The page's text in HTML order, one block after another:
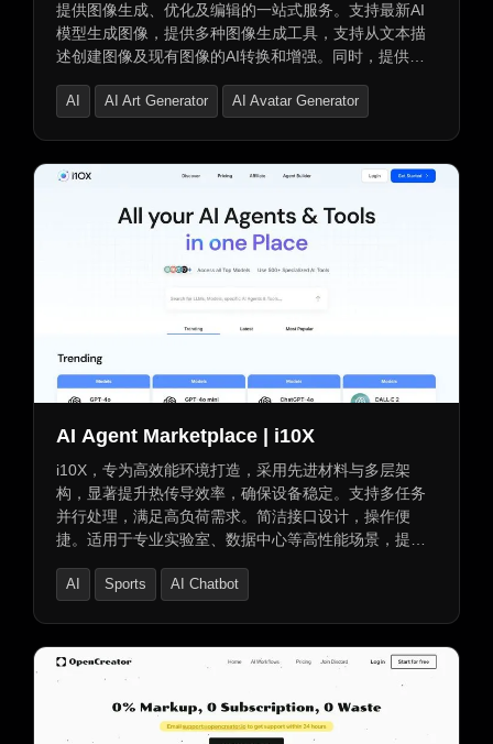
提供图像生成、优化及编辑的一站式服务。支持最新AI
模型生成图像，提供多种图像生成工具，支持从文本描
述创建图像及现有图像的AI转换和增强。同时，提供图
持背景移除、对象移除、人物替换等功能。提供免费试
AI AI Art Generator AI Avatar Generator
AI Agent Marketplace | i10X
i10X，专为高效能环境打造，采用先进材料与多层架
构，显著提升热传导效率，确保设备稳定。支持多任务
并行处理，满足高负荷需求。简洁接口设计，操作便
捷。适用于专业实验室、数据中心等高性能场景，提供
AI Sports AI Chatbot